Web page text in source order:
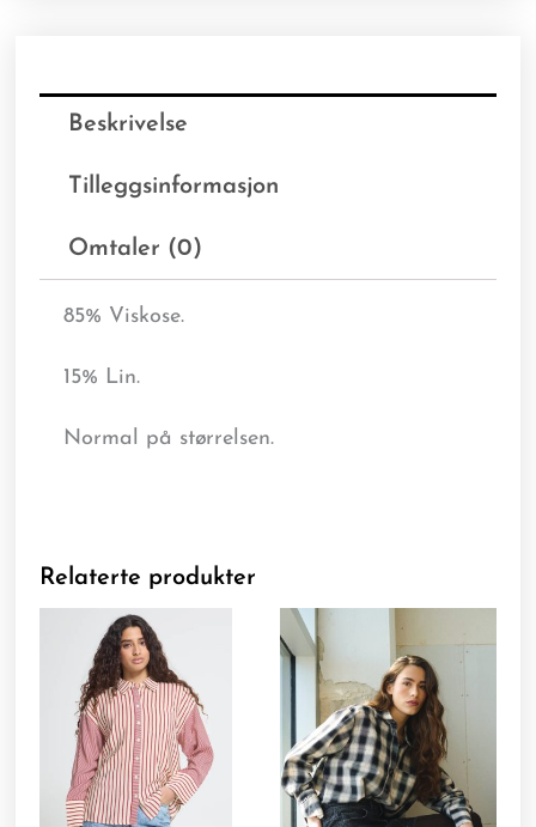
Beskrivelse
Tilleggsinformasjon
Omtaler (0)
85% Viskose.
15% Lin.
Normal på størrelsen.
Relaterte produkter